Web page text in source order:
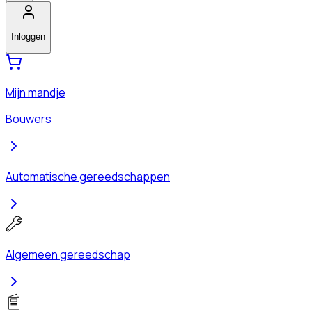
Inloggen
Mijn mandje
Bouwers
Automatische gereedschappen
Algemeen gereedschap